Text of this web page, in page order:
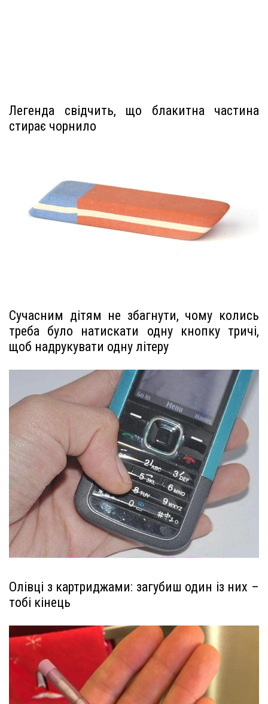
Легенда свідчить, що блакитна частина
стирає чорнило
Сучасним дітям не збагнути, чому колись
треба було натискати одну кнопку тричі,
щоб надрукувати одну літеру
Олівці з картриджами: загубиш один із них –
тобі кінець